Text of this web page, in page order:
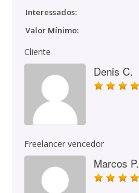
Interessados:
Valor Mínimo:
Cliente
Denis C.
Freelancer vencedor
Marcos P.